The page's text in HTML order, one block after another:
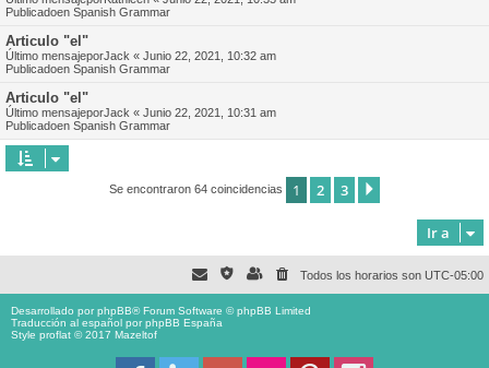
Publicadoen Spanish Grammar
Articulo "el"
Último mensajeporJack « Junio 22, 2021, 10:32 am
Publicadoen Spanish Grammar
Articulo "el"
Último mensajeporJack « Junio 22, 2021, 10:31 am
Publicadoen Spanish Grammar
Se encontraron 64 coincidencias 1 2 3
Ir a
Todos los horarios son UTC-05:00
Desarrollado porphpBB® Forum Software © phpBB Limited
Traducción al español porphpBB España
Style proflat © 2017 Mazeltof